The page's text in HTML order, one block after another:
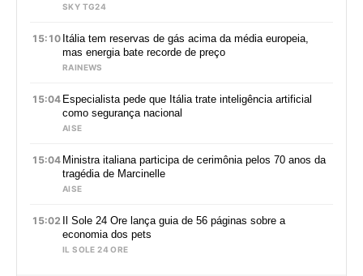
SKY TG24
15:10 Itália tem reservas de gás acima da média europeia,
mas energia bate recorde de preço
RAINEWS
15:04 Especialista pede que Itália trate inteligência artificial
como segurança nacional
AISE
15:04 Ministra italiana participa de cerimônia pelos 70 anos da
tragédia de Marcinelle
AISE
15:02 Il Sole 24 Ore lança guia de 56 páginas sobre a
economia dos pets
IL SOLE 24 ORE